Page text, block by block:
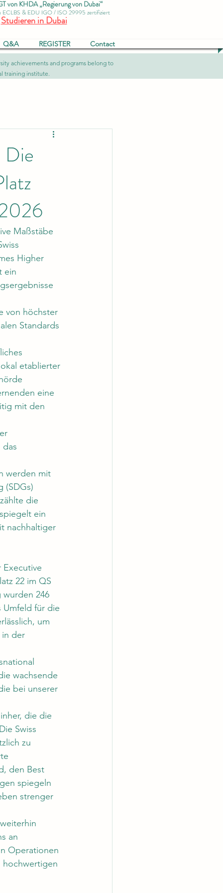
von KHDA „Regierung von Dubai“
ECLBS & EDU IGO / ISO 29995 zertifiziert
Studieren in Dubai
Q&A REGISTER Contact
achievements and programs belong to
training institute.
Die
Maßstäbe
Higher
ein
von höchster
Standards
etablierter
eine
mit den
werden mit
(SDGs)
die
ein
nachhaltiger
22 im QS
wurden 246
Umfeld für die
um
in der
wachsende
bei unserer
die die
Swiss
zu
den Best
spiegeln
strenger
an
Operationen
hochwertigen